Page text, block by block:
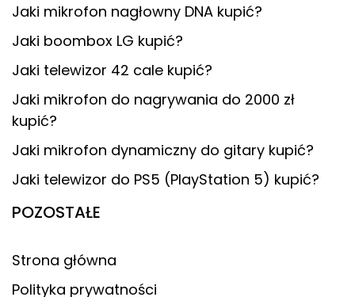
Jaki mikrofon nagłowny DNA kupić?
Jaki boombox LG kupić?
Jaki telewizor 42 cale kupić?
Jaki mikrofon do nagrywania do 2000 zł
kupić?
Jaki mikrofon dynamiczny do gitary kupić?
Jaki telewizor do PS5 (PlayStation 5) kupić?
POZOSTAŁE
Strona główna
Polityka prywatności